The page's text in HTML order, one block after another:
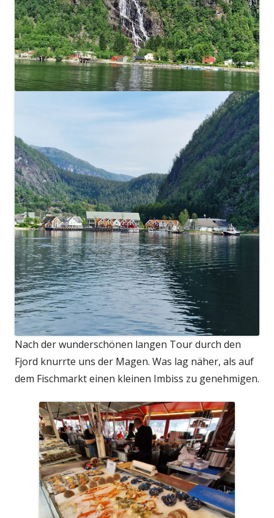
Nach der wunderschönen langen Tour durch den
Fjord knurrte uns der Magen. Was lag näher, als auf
dem Fischmarkt einen kleinen Imbiss zu genehmigen.